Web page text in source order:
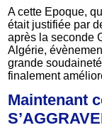
A cette Epoque,
était justifiée par
après la seconde
Algérie,
grande
finalement
Maintenant